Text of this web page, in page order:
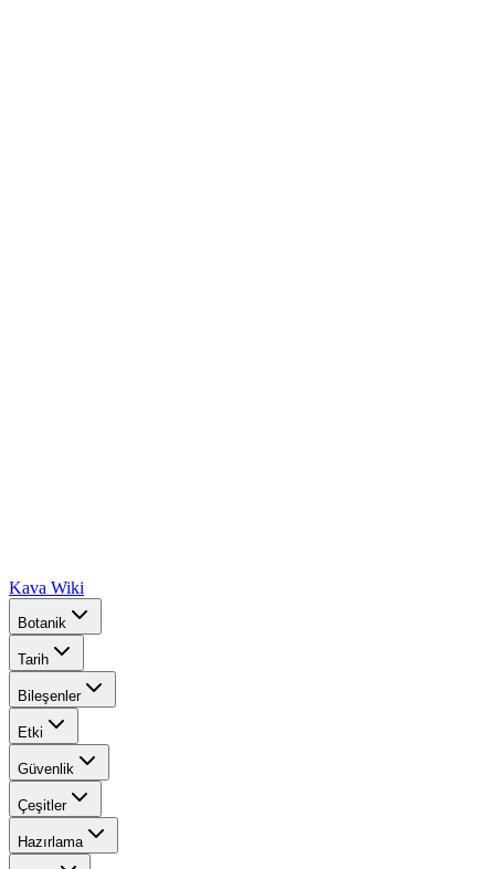
Kava Wiki
Botanik
Tarih
Bileşenler
Etki
Güvenlik
Çeşitler
Hazırlama